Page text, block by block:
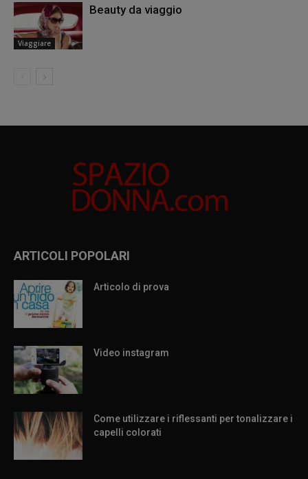
Viaggiare
Beauty da viaggio
ARTICOLI POPOLARI
Articolo di prova
Video instagram
Come utilizzare i riflessanti per tonalizzare i
capelli colorati